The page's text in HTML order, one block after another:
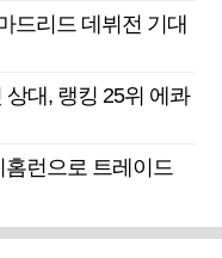
드리드 데뷔전 기대
대, 랭킹 25위 에콰
홈런으로 트레이드